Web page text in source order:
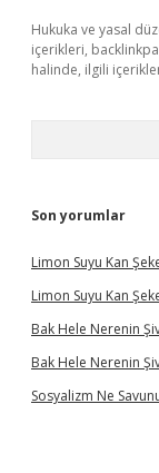
Hukuka ve yasal
içerikleri,
halinde, ilgili
Son yorumlar
Limon Suyu Kan
Limon Suyu Kan
Bak Hele Nerenin
Bak Hele Nerenin
Sosyalizm Ne